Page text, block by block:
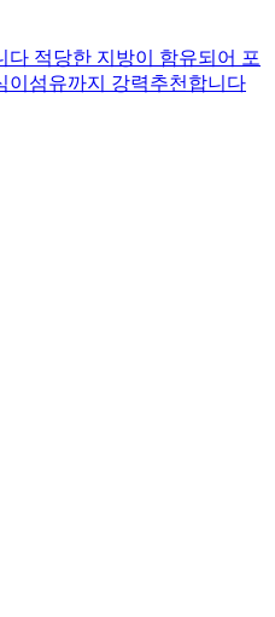
적당한 지방이 함유되어 포
이섬유까지 강력추천합니다